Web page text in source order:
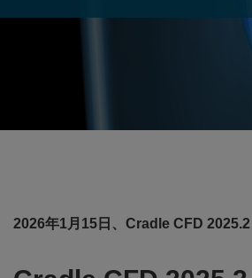
2026年1月15日、Cradle CFD 2025.2